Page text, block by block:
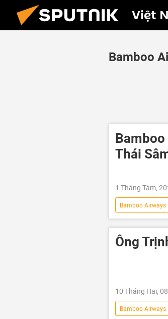
Việt
Bamboo
Thái
1 Tháng Tám,
Bamboo Airways
Kinh tế
Ông
10 Tháng Hai,
Bamboo Airways